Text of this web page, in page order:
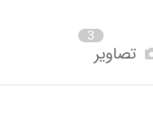
تصاویر
3